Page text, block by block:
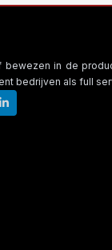
in de
bedrijven als full